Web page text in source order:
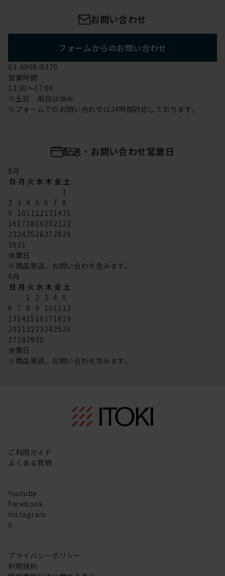
お問い合わせ
フォームからのお問い合わせ
03-6908-8370
営業時間
13:30～17:00
※土日 祝日は休み
※フォームでのお問い合わせは24時間対応しております。
配送・お問い合わせ営業日
8月
日 月 火 水 木 金 土
1
2 3 4 5 6 7 8
9 101112131415
16171819202122
23242526272829
3031
休業日
※商品発送、お問い合わせ含みます。
9月
日 月 火 水 木 金 土
1 2 3 4 5
6 7 8 9 101112
13141516171819
20212223242526
27282930
休業日
※商品発送、お問い合わせ含みます。
ご利用ガイド
よくある質問
Youtube
Facebook
Instagram
X
プライバシーポリシー
利用規約